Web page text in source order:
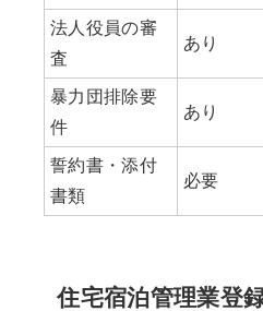
法人役員の審
査
あり
暴力団排除要
件
あり
誓約書・添付
書類
必要
住宅宿泊管理業登